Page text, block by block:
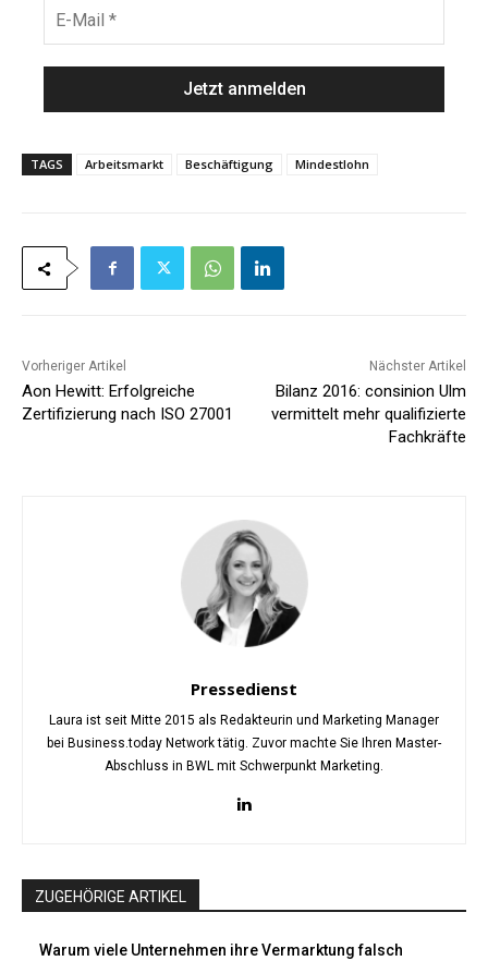
a
M
a
l
TAGS Arbeitsmarkt Beschäftigung Mindestlohn
Vorheriger Artikel
Aon Hewitt: Erfolgreiche
Zertifizierung nach ISO 27001
Nächster Artikel
Bilanz 2016: consinion Ulm
vermittelt mehr qualifizierte
Fachkräfte
Pressedienst
Laura ist seit Mitte 2015 als Redakteurin und Marketing Manager
bei Business.today Network tätig. Zuvor machte Sie Ihren Master-
Abschluss in BWL mit Schwerpunkt Marketing.
ZUGEHÖRIGE ARTIKEL
Warum viele Unternehmen ihre Vermarktung falsch